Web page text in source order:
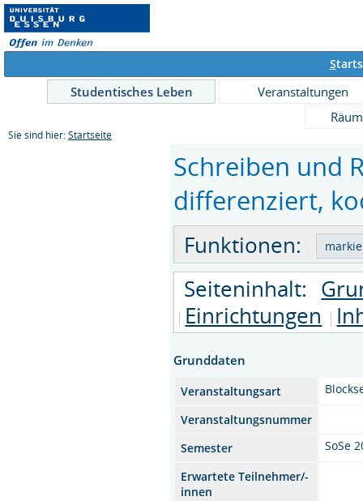
S
Studentisches Leben
Veranstaltungen
Sie sind hier: Startseite
Schreiben und
differenziert,
Funktionen:
Seiteninhalt:
Einrichtungen
Grunddaten
Veranstaltungsart
Veranstaltungsnummer
Semester
SoSe
Erwartete Teilnehmer/-
innen